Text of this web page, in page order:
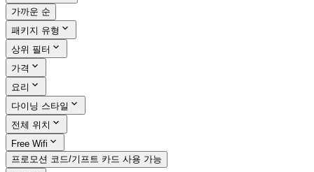
가까운 순
패키지 유형
상위 필터
가격
요리
다이닝 스타일
전체 위치
Free Wifi
프로모션 코드/기프트 카드 사용 가능